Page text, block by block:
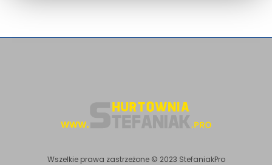
Wszelkie prawa zastrzeżone © 2023 StefaniakPro